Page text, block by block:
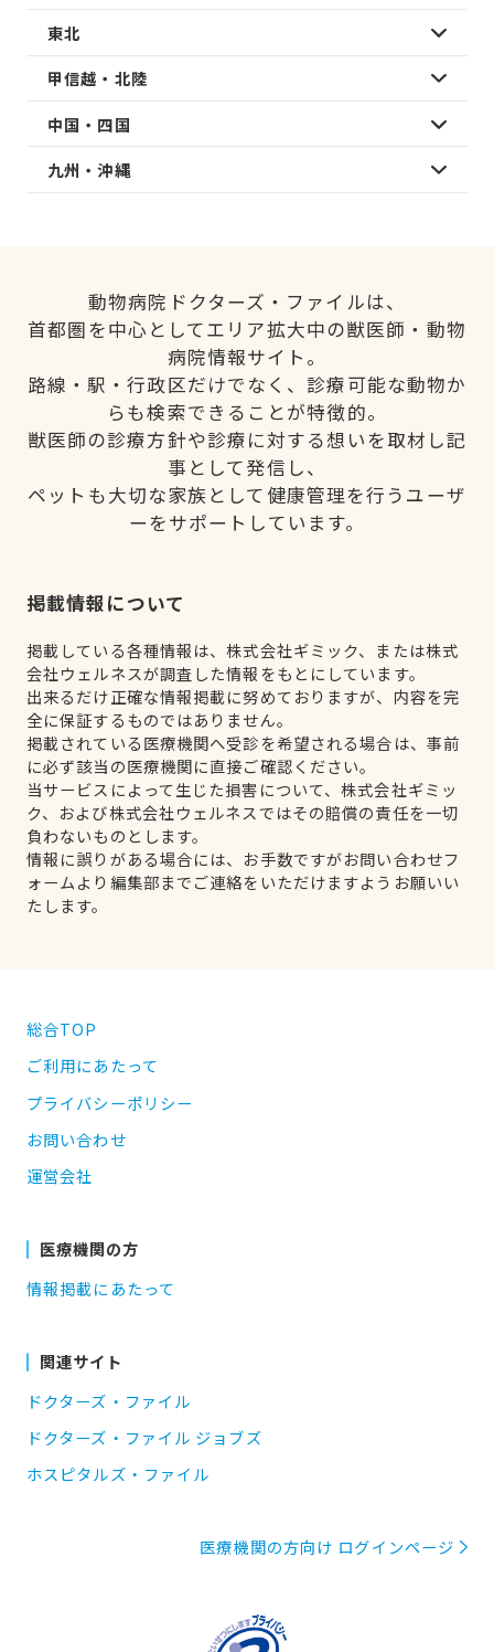
東北
甲信越・北陸
中国・四国
九州・沖縄
動物病院ドクターズ・ファイルは、
首都圏を中心としてエリア拡大中の獣医師・動物
病院情報サイト。
路線・駅・行政区だけでなく、診療可能な動物か
らも検索できることが特徴的。
獣医師の診療方針や診療に対する想いを取材し記
事として発信し、
ペットも大切な家族として健康管理を行うユーザ
ーをサポートしています。
掲載情報について
掲載している各種情報は、株式会社ギミック、または株式
会社ウェルネスが調査した情報をもとにしています。
出来るだけ正確な情報掲載に努めておりますが、内容を完
全に保証するものではありません。
掲載されている医療機関へ受診を希望される場合は、事前
に必ず該当の医療機関に直接ご確認ください。
当サービスによって生じた損害について、株式会社ギミッ
ク、および株式会社ウェルネスではその賠償の責任を一切
負わないものとします。
情報に誤りがある場合には、お手数ですがお問い合わせフ
ォームより編集部までご連絡をいただけますようお願いい
たします。
総合TOP
ご利用にあたって
プライバシーポリシー
お問い合わせ
運営会社
医療機関の方
情報掲載にあたって
関連サイト
ドクターズ・ファイル
ドクターズ・ファイル ジョブズ
ホスピタルズ・ファイル
医療機関の方向け ログインページ